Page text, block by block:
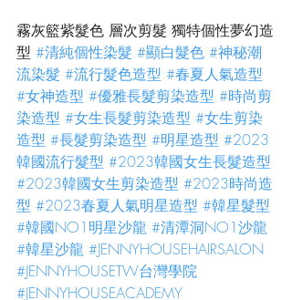
霧灰籃紫髮色 層次剪髮 獨特個性夢幻造
型 #清純個性染髮 #顯白髮色 #神秘潮
流染髮 #流行髮色造型 #春夏人氣造型
#女神造型 #優雅長髮剪染造型 #時尚剪
染造型 #女生長髮剪染造型 #女生剪染
造型 #長髮剪染造型 #明星造型 #2023
韓國流行髮型 #2023韓國女生長髮造型
#2023韓國女生剪染造型 #2023時尚造
型 #2023春夏人氣明星造型 #韓星髮型
#韓國NO1明星沙龍 #清潭洞NO1沙龍
#韓星沙龍 #JENNYHOUSEHAIRSALON
#JENNYHOUSETW台灣學院
#JENNYHOUSEACADEMY